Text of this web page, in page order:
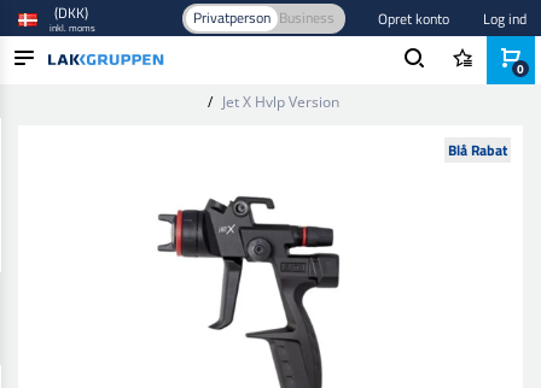
(DKK)
inkl. moms Privatperson Business Opret konto Log ind
/ Jet X Hvlp Version
Blå Rabat
0